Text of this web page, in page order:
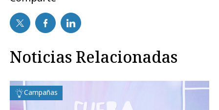
Noticias Relacionadas
Campañas